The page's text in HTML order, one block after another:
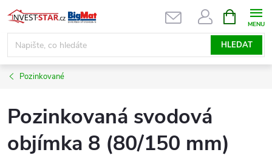
Přejít
na
obsah
HLEDAT
NÁKUPNÍ
KOŠÍK
Pozinkované
Pozinkovaná svodová
objímka 8 (80/150 mm)